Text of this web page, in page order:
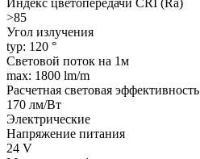
Индекс цветопередачи CRI (Ra)
>85
Угол излучения
typ: 120 °
Световой поток на 1м
max: 1800 lm/m
Расчетная световая эффективность
170 лм/Вт
Электрические
Напряжение питания
24 V